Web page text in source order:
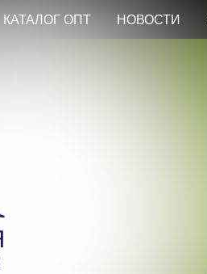
КАТАЛОГ ОПТ НОВОСТИ